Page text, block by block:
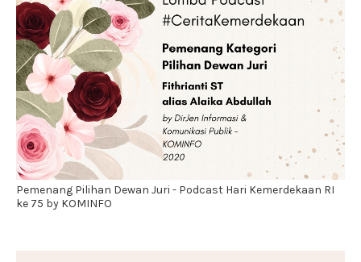
Pemenang Pilihan Dewan Juri - Podcast Hari Kemerdekaan RI
ke 75 by KOMINFO